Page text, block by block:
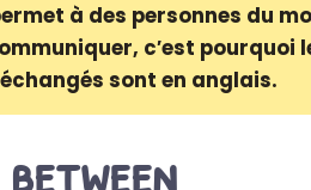
à des personnes du
c′est pourquoi
sont en anglais.